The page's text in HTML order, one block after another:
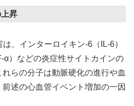
昇
、インターロイキン-6（IL-6）
α）などの炎症性サイトカインの
らの分子は動脈硬化の進行や血
述の心血管イベント増加の一因